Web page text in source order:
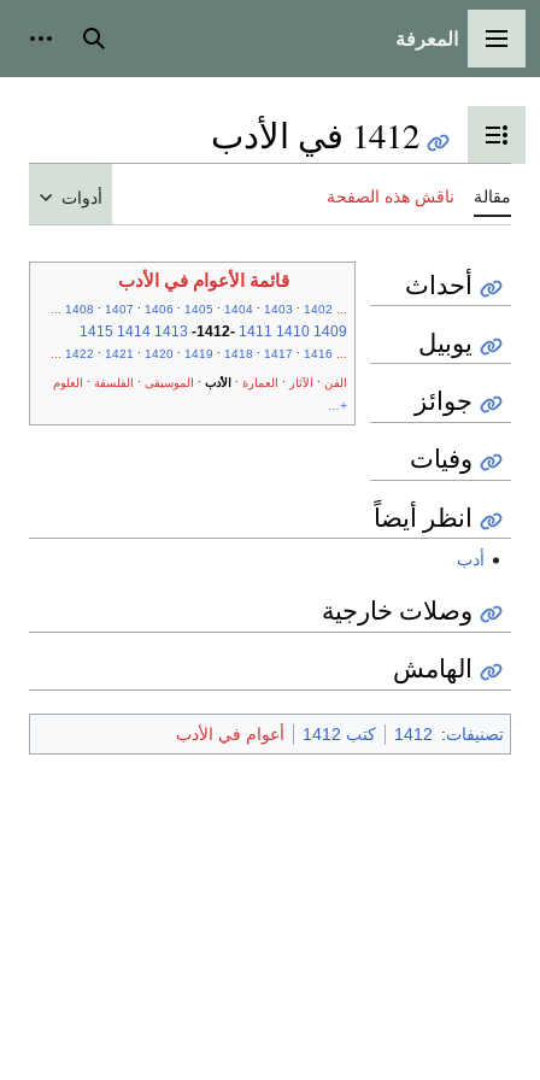
القائمة الرئيسية
المعرفة بحث
تبديل عرض جدول المحتويات
1412 في الأدب
مقالة ناقش هذه الصفحة أدوات
قائمة الأعوام في الأدب
...
1402
1403
1404
1405
1406
1407
1408
...
1409
1410
1411
-
1412
-
1413
1414
1415
...
1416
1417
1418
1419
1420
1421
1422
...
الفن الآثار العمارة الأدب الموسيقى الفلسفة
العلوم
+...
أحداث
يوبيل
جوائز
وفيات
انظر أيضاً
أدب
وصلات خارجية
الهامش
تصنيفات:
1412 كتب 1412 أعوام في الأدب